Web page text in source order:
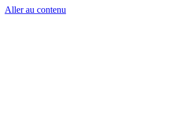
Aller au contenu